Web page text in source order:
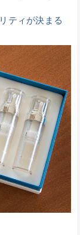
ティが決まる